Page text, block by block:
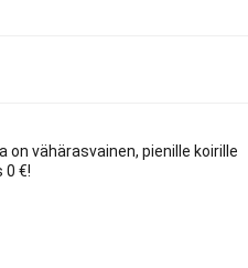
on vähärasvainen, pienille koirille
0 €!